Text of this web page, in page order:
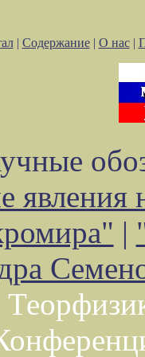
| Содержание| О нас|
явления
|